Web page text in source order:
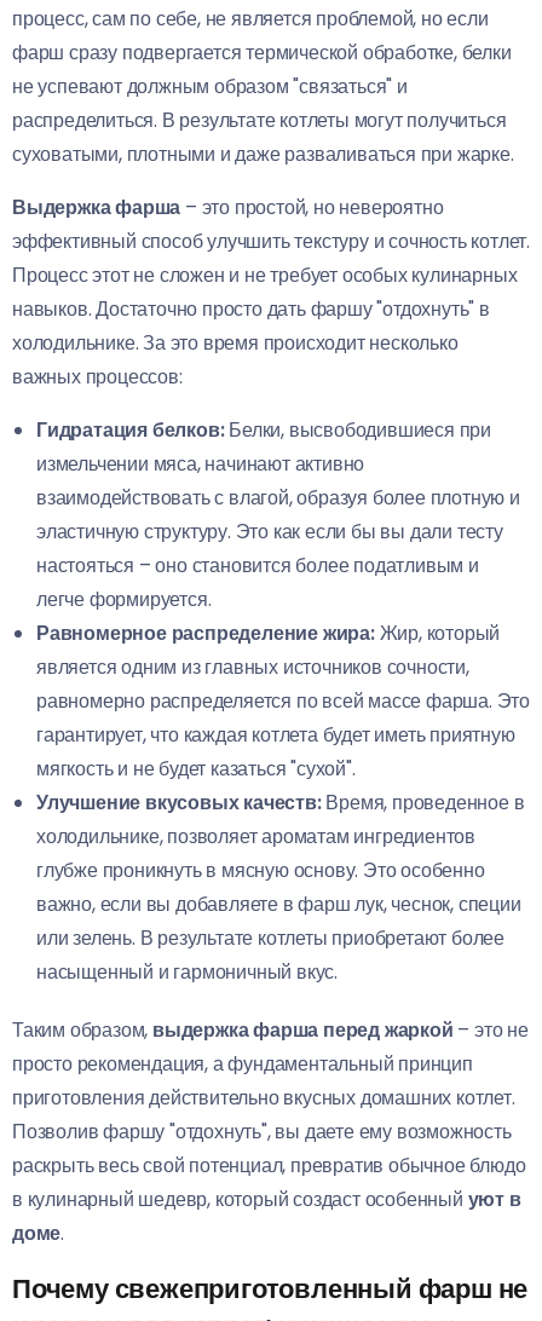
процесс, сам по себе, не является проблемой, но если
фарш сразу подвергается термической обработке, белки
не успевают должным образом "связаться" и
распределиться. В результате котлеты могут получиться
суховатыми, плотными и даже разваливаться при жарке.
Выдержка фарша – это простой, но невероятно
эффективный способ улучшить текстуру и сочность котлет.
Процесс этот не сложен и не требует особых кулинарных
навыков. Достаточно просто дать фаршу "отдохнуть" в
холодильнике. За это время происходит несколько
важных процессов:
Гидратация белков:Белки, высвободившиеся при
измельчении мяса, начинают активно
взаимодействовать с влагой, образуя более плотную и
эластичную структуру. Это как если бы вы дали тесту
настояться – оно становится более податливым и
легче формируется.
Равномерное распределение жира:Жир, который
является одним из главных источников сочности,
равномерно распределяется по всей массе фарша. Это
гарантирует, что каждая котлета будет иметь приятную
мягкость и не будет казаться "сухой".
Улучшение вкусовых качеств:Время, проведенное в
холодильнике, позволяет ароматам ингредиентов
глубже проникнуть в мясную основу. Это особенно
важно, если вы добавляете в фарш лук, чеснок, специи
или зелень. В результате котлеты приобретают более
насыщенный и гармоничный вкус.
Таким образом, выдержка фарша перед жаркой – это не
просто рекомендация, а фундаментальный принцип
приготовления действительно вкусных домашних котлет.
Позволив фаршу "отдохнуть", вы даете ему возможность
раскрыть весь свой потенциал, превратив обычное блюдо
в кулинарный шедевр, который создаст особенный уют в
доме.
Почему свежеприготовленный фарш не